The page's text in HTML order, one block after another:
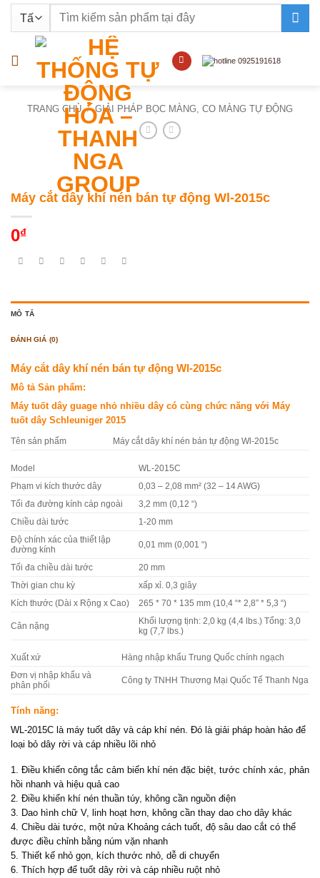
nội
Tìm
TRANG CHỦ / GIẢI PHÁP BỌC MÀNG, CO MÀNG TỰ ĐỘNG
Máy cắt dây khí nén bán tự động Wl-2015c
0₫
MÔ TẢ
ĐÁNH GIÁ (0)
Máy cắt dây khí nén bán tự động Wl-2015c
Mô tả Sản phẩm:
Máy tuốt dây guage nhỏ nhiều dây có cùng chức năng với Máy
tuốt dây Schleuniger 2015
Tên sản phẩm Máy cắt dây khí nén bán tự động Wl-2015c
Model WL-2015C
Phạm vi kích thước dây 0,03 – 2,08 mm² (32 – 14 AWG)
Tối đa đường kính cáp ngoài 3,2 mm (0,12 “)
Chiều dài tước 1-20 mm
Độ chính xác của thiết lập
đường kính
0,01 mm (0,001 “)
Tối đa chiều dài tước 20 mm
Thời gian chu kỳ xấp xỉ. 0,3 giây
Kích thước (Dài x Rộng x Cao) 265 * 70 * 135 mm (10,4 “* 2,8” * 5,3 “)
Cân nặng
Khối lượng tịnh: 2,0 kg (4,4 lbs.) Tổng: 3,0
kg (7,7 lbs.)
Xuất xứ Hàng nhập khẩu Trung Quốc chính ngạch
Đơn vị nhập khẩu và
phân phối
Công ty TNHH Thương Mại Quốc Tế Thanh Nga
Tính năng:
WL-2015C là máy tuốt dây và cáp khí nén. Đó là giải pháp hoàn hảo để
loại bỏ dây rời và cáp nhiều lõi nhỏ
1. Điều khiển công tắc cảm biến khí nén đặc biệt, tước chính xác, phản
hồi nhanh và hiệu quả cao
2. Điều khiển khí nén thuần túy, không cần nguồn điện
3. Dao hình chữ V, linh hoạt hơn, không cần thay dao cho dây khác
4. Chiều dài tước, một nửa Khoảng cách tuốt, độ sâu dao cắt có thể
được điều chỉnh bằng núm vặn nhanh
5. Thiết kế nhỏ gọn, kích thước nhỏ, dễ di chuyển
6. Thích hợp để tuốt dây rời và cáp nhiều ruột nhỏ